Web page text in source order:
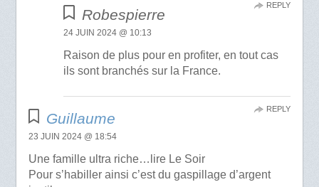
Robespierre
24 JUIN 2024 @ 10:13
Raison de plus pour en profiter, en tout cas
ils sont branchés sur la France.
REPLY
Guillaume
23 JUIN 2024 @ 18:54
Une famille ultra riche…lire Le Soir
Pour s’habiller ainsi c’est du gaspillage d’argent
REPLY